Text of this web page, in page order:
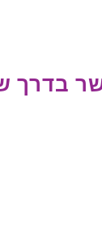
בדרך